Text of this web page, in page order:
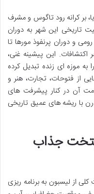
بر کرانه رود تاگوس و مشرف
تاریخی این شهر به دوران
و دوران پرنفوذ مورها تا
اکتشافات. این پیشینه غنی،
موزه ای زنده تبدیل کرده
از فتوحات، تجارت، هنر و
آن در کنار پیشرفت های
با ریشه های عمیق تاریخی
جذاب
از لیسبون به برنامه ریزی